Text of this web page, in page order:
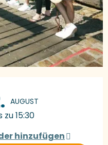
AUGUST
zu 15:30
hinzufügen